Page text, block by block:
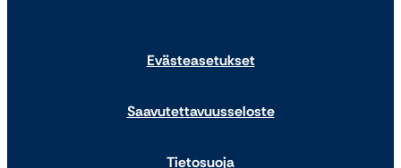
Evästeasetukset
Saavutettavuusseloste
Tietosuoja